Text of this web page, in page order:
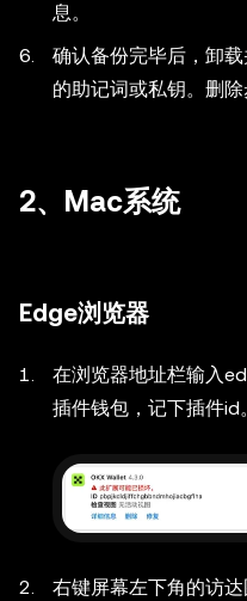
息。
确认备份完毕后，卸
的助记词或私钥。删
2、Mac系统
Edge浏览器
在浏览器地址栏输入
插件钱包，记下插件id。
右键屏幕左下角的访达